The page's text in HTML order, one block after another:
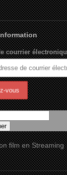
courrier
film en Streaming